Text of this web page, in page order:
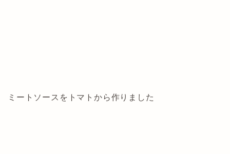
ミートソースをトマトから作りました